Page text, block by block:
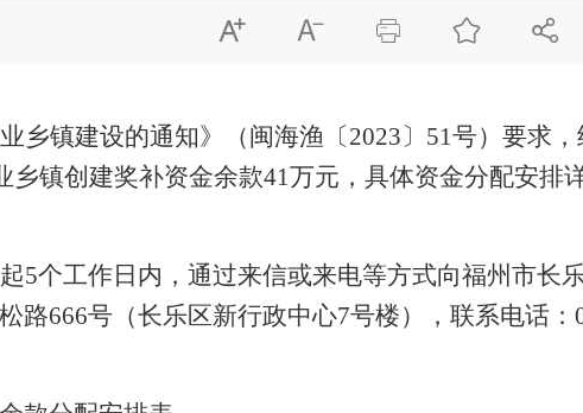
    
乡镇建设的通知》（闽海渔〔2023〕 51号）要求，
乡镇创建奖补资金余款41万元，具体资金分配安排
5个工作日内，通过来信或来电等方式向福州市长
路666号（长乐区新行政中心7号楼），联系电话：